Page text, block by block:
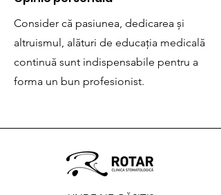
Consider că pasiunea, dedicarea și
altruismul, alături de educația medicală
continuă sunt indispensabile pentru a
forma un bun profesionist.